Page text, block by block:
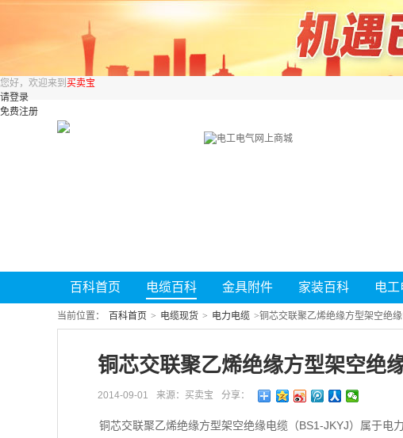
您好，欢迎来到 买卖宝
请登录
免费注册
百科首页 电缆百科 金具附件 家装百科 电工
当前位置： 百科首页 > 电缆现货 > 电力电缆 >铜芯交联聚乙烯绝缘方型架空绝
铜芯交联聚乙烯绝缘方型架空绝
2014-09-01 来源：买卖宝 分享：
铜芯交联聚乙烯绝缘方型架空绝缘电缆（BS1-JKYJ）属于电